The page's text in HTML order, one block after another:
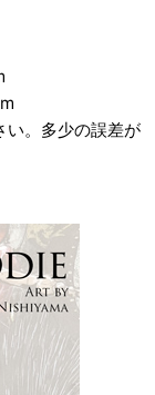
い。多少の誤差が